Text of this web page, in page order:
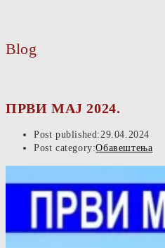
Blog
ПРВИ МАЈ 2024.
Post published:29.04.2024
Post category:Обавештења